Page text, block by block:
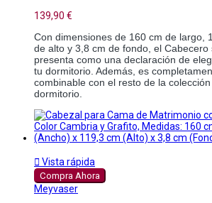
139,90 €
Con dimensiones de 160 cm de largo,
de alto y 3,8 cm de fondo, el Cabecero
presenta como una declaración de
tu dormitorio. Además, es
combinable con el resto de la
dormitorio.
 Vista rápida
Compra Ahora
Meyvaser